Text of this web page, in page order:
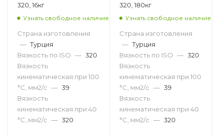
320, 16кг
Узнать свободное наличие
Страна изготовления
— Турция
Вязкость по ISO — 320
Вязкость
кинематическая при 100
°С, мм2/с — 39
Вязкость
кинематическая при 40
°С, мм2/с — 320
320, 180кг
Узнать свободное наличие
Страна изготовления
— Турция
Вязкость по ISO — 320
Вязкость
кинематическая при 100
°С, мм2/с — 39
Вязкость
кинематическая при 40
°С, мм2/с — 320